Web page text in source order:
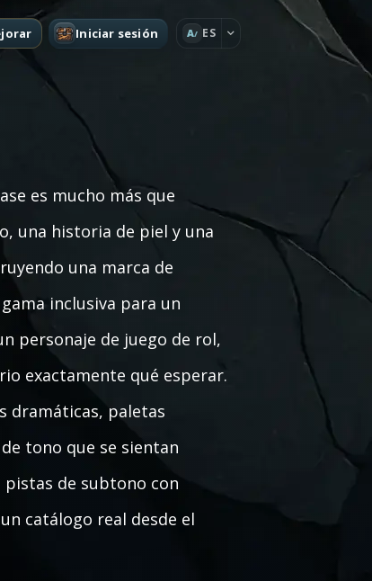
Iniciar sesión A ES
es mucho más que
una historia de piel y una
una marca de
inclusiva para un
personaje de juego de rol,
exactamente qué esperar.
dramáticas, paletas
tono que se sientan
pistas de subtono con
catálogo real desde el